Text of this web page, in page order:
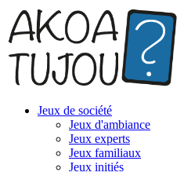
Jeux de société
Jeux d'ambiance
Jeux experts
Jeux familiaux
Jeux initiés